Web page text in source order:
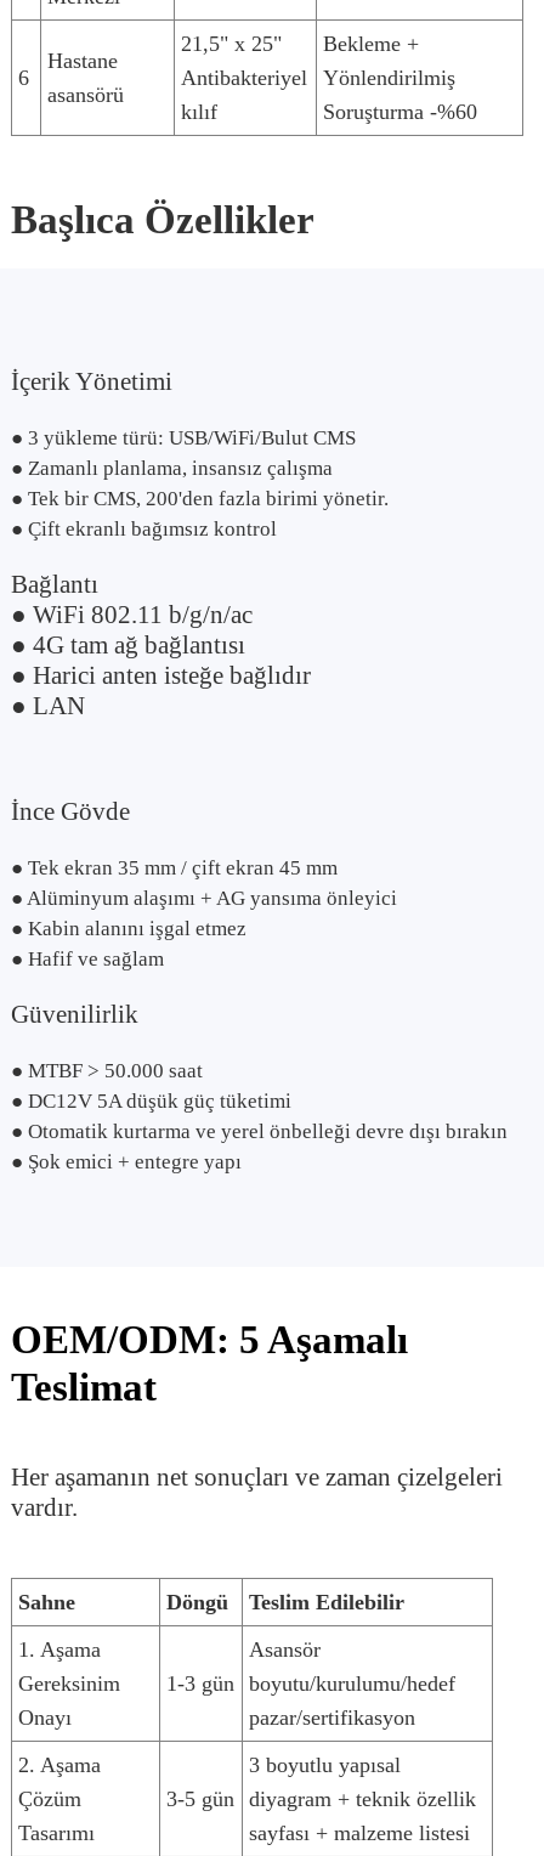
6
Hastane
asansörü
21,5" x 25"
Antibakteriyel
kılıf
Bekleme +
Yönlendirilmiş
Soruşturma -%60
Başlıca Özellikler
İçerik Yönetimi
● 3 yükleme türü: USB/WiFi/Bulut CMS
● Zamanlı planlama, insansız çalışma
● Tek bir CMS, 200'den fazla birimi yönetir.
● Çift ekranlı bağımsız kontrol
Bağlantı
● WiFi 802.11 b/g/n/ac
● 4G tam ağ bağlantısı
● Harici anten isteğe bağlıdır
● LAN
İnce Gövde
● Tek ekran 35 mm / çift ekran 45 mm
● Alüminyum alaşımı + AG yansıma önleyici
● Kabin alanını işgal etmez
● Hafif ve sağlam
Güvenilirlik
● MTBF > 50.000 saat
● DC12V 5A düşük güç tüketimi
● Otomatik kurtarma ve yerel önbelleği devre dışı bırakın
● Şok emici + entegre yapı
OEM/ODM: 5 Aşamalı
Teslimat
Her aşamanın net sonuçları ve zaman çizelgeleri
vardır.
Sahne Döngü
Teslim Edilebilir
1. Aşama
Gereksinim
Onayı
1-3 gün
Asansör
boyutu/kurulumu/hedef
pazar/sertifikasyon
2. Aşama
Çözüm
Tasarımı
3-5 gün
3 boyutlu yapısal
diyagram + teknik özellik
sayfası + malzeme listesi